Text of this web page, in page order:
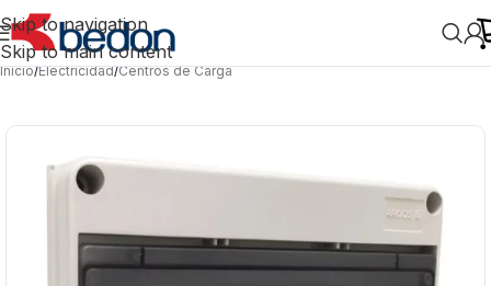
Skip to navigation
Skip to main content
Inicio/Electricidad/Centros de Carga